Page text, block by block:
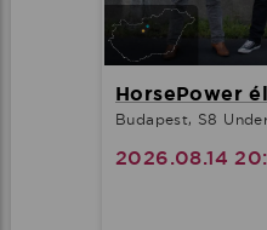
HorsePower
Budapest, S8
2026.08.14